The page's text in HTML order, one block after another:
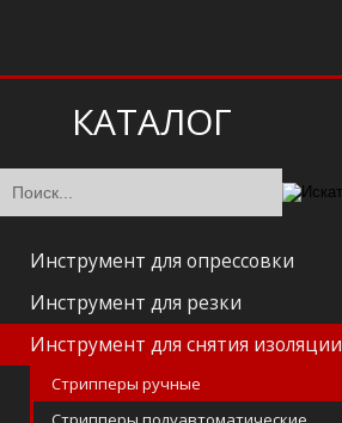
КАТАЛОГ
Инструмент для опрессовки
Инструмент для резки
Инструмент для снятия изоляции
Cтрипперы ручные